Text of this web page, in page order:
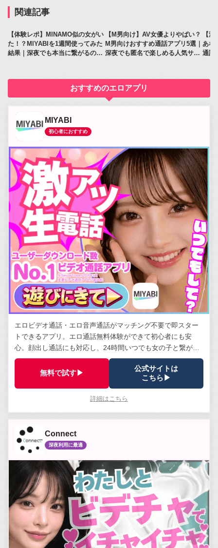
関連記事
【体験レポ】MINAMO似の女がい
た！？MIYABIを1週間使ってみた
結果｜深夜でも本当に繋がるのか
【M男向け】AV女優よりやばい？
M男向けおすすめ通話アプリ5選｜
深夜でも匿名で楽しめる人気サー
【
あな
通話
おすすめのエロアプリ
MIYABI
初心者におすすめ
エロビデオ通話・エロ音声通話がマッチング不要で即スター
トできるアプリ。エロ通話無料体験ができて初心者にも安
心。顔出し通話にも対応し、24時間いつでも女の子と繋がれ
る。安全管理体制は業界トップクラス。
無料で試す▶
公式サイトは
こちら▶
詳細はこちら
Connect
深夜利用に最適